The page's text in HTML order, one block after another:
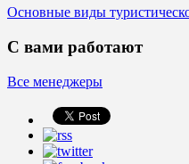
Основные виды
С вами работают
Все менеджеры